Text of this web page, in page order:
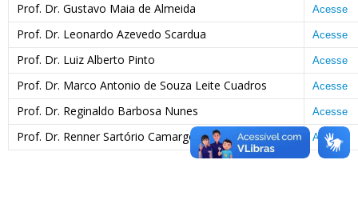
Prof. Dr. Gustavo Maia de Almeida Acesse
Prof. Dr. Leonardo Azevedo Scardua Acesse
Prof. Dr. Luiz Alberto Pinto Acesse
Prof. Dr. Marco Antonio de Souza Leite Cuadros Acesse
Prof. Dr. Reginaldo Barbosa Nunes Acesse
Prof. Dr. Renner Sartório Camargo Acesse